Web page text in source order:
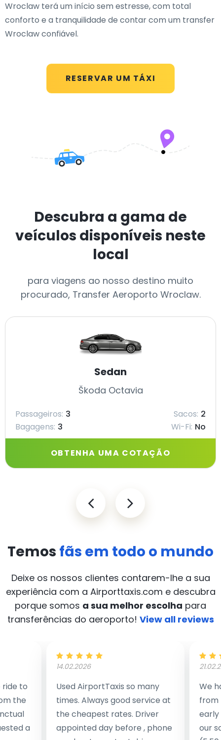
RESERVAR UM TÁXI
Wroclaw terá um início sem estresse, com total
conforto e a tranquilidade de contar com um transfer
Wroclaw confiável.
Descubra a gama de
veículos disponíveis neste
local
para viagens ao nosso destino muito
procurado, Transfer Aeroporto Wroclaw.
Sedan
Škoda Octavia
Passageiros: 3 Sacos: 2
Bagagens: 3 Wi-Fi: No
OBTENHA UMA COTAÇÃO
Temos fãs em todo o mundo
Deixe os nossos clientes contarem-lhe a sua
experiência com a Airporttaxis.com e descubra
porque somos a sua melhor escolha para
transferências do aeroporto! View all reviews
to
the
a
14.02.2026
Used AirportTaxis so many
times. Always good service at
the cheapest rates. Driver
appointed day before , phone
We
from
early
our